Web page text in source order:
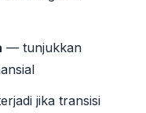
— tunjukkan
jika transisi